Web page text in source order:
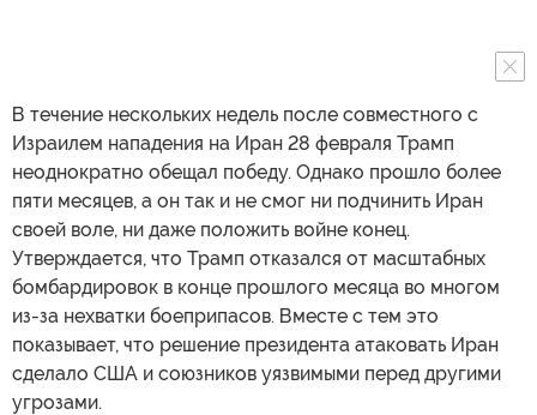
В течение нескольких недель после совместного с
Израилем нападения на Иран 28 февраля Трамп
неоднократно обещал победу. Однако прошло более
пяти месяцев, а он так и не смог ни подчинить Иран
своей воле, ни даже положить войне конец.
Утверждается, что Трамп отказался от масштабных
бомбардировок в конце прошлого месяца во многом
из-за нехватки боеприпасов. Вместе с тем это
показывает, что решение президента атаковать Иран
сделало США и союзников уязвимыми перед другими
угрозами.